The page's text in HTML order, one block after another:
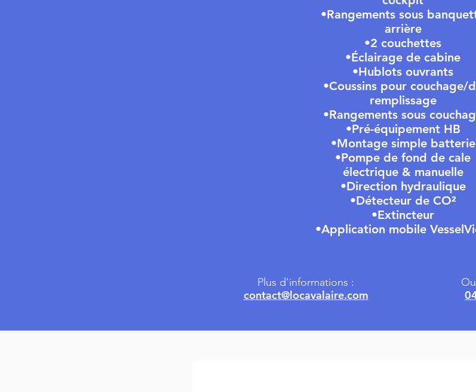
•Rangements sous
arrière
•2 couchettes
•Éclairage de cabine
•Hublots ouvrants
•Coussins pour couchage/
remplissage
•Rangements sous
•Pré-équipement HB
•Montage simple batterie
•Pompe de fond de cale
électrique & manuelle
•Direction hydraulique
•Détecteur de CO²
•Extincteur
•Application mobile
Plus d'informations :
contact@locavalaire.com